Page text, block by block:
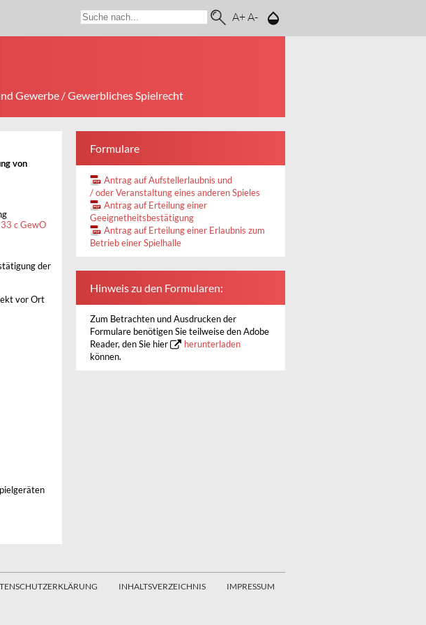
A+A-
Gewerbe / Gewerbliches Spielrecht
von
c GewO
der
vor Ort
Formulare
Antrag auf Aufstellerlaubnis und
/ oder Veranstaltung eines anderen Spieles
Antrag auf Erteilung einer
Geeignetheitsbestätigung
Antrag auf Erteilung einer Erlaubnis zum
Betrieb einer Spielhalle
Hinweis zu den Formularen:
Zum Betrachten und Ausdrucken der
Formulare benötigen Sie teilweise den Adobe
Reader, den Sie hier
herunterladen
können.
INHALTSVERZEICHNIS
IMPRESSUM